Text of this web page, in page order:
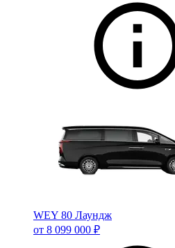
WEY 80 Лаундж
от 8 099 000 ₽